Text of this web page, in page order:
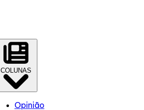
COLUNAS
Opinião